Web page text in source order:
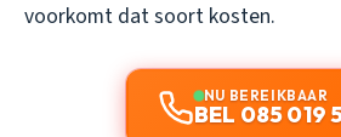
voorkomt dat soort kosten.
NU BEREIKBAAR
BEL 085 019